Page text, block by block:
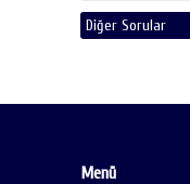
Diğer Sorular
Menü